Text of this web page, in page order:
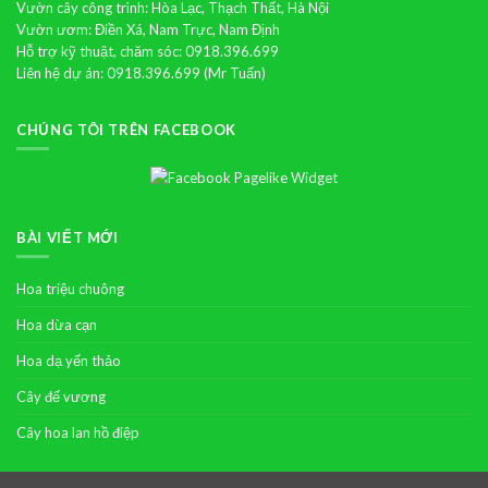
Vườn cây công trình: Hòa Lạc, Thạch Thất, Hà Nội
Vườn ươm: Điền Xá, Nam Trực, Nam Định
Hỗ trợ kỹ thuật, chăm sóc: 0918.396.699
Liên hệ dự án: 0918.396.699 (Mr Tuấn)
CHÚNG TÔI TRÊN FACEBOOK
BÀI VIẾT MỚI
Hoa triệu chuông
Hoa dừa cạn
Hoa dạ yến thảo
Cây đế vương
Cây hoa lan hồ điệp